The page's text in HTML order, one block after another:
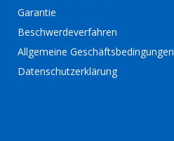
Garantie
Beschwerdeverfahren
Allgemeine Geschäftsbedingungen
Datenschutzerklärung